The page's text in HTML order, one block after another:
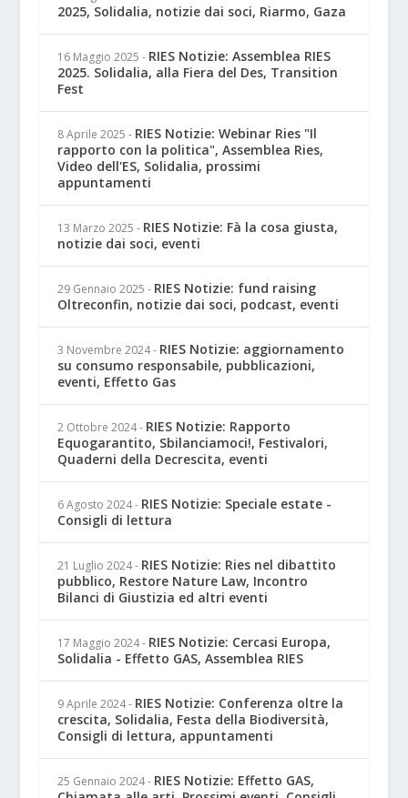
2025, Solidalia, notizie dai soci, Riarmo, Gaza
16 Maggio 2025 - RIES Notizie: Assemblea RIES
2025. Solidalia, alla Fiera del Des, Transition
Fest
8 Aprile 2025 - RIES Notizie: Webinar Ries "Il
rapporto con la politica", Assemblea Ries,
Video dell'ES, Solidalia, prossimi
appuntamenti
13 Marzo 2025 - RIES Notizie: Fà la cosa giusta,
notizie dai soci, eventi
29 Gennaio 2025 - RIES Notizie: fund raising
Oltreconfin, notizie dai soci, podcast, eventi
3 Novembre 2024 - RIES Notizie: aggiornamento
su consumo responsabile, pubblicazioni,
eventi, Effetto Gas
2 Ottobre 2024 - RIES Notizie: Rapporto
Equogarantito, Sbilanciamoci!, Festivalori,
Quaderni della Decrescita, eventi
6 Agosto 2024 - RIES Notizie: Speciale estate -
Consigli di lettura
21 Luglio 2024 - RIES Notizie: Ries nel dibattito
pubblico, Restore Nature Law, Incontro
Bilanci di Giustizia ed altri eventi
17 Maggio 2024 - RIES Notizie: Cercasi Europa,
Solidalia - Effetto GAS, Assemblea RIES
9 Aprile 2024 - RIES Notizie: Conferenza oltre la
crescita, Solidalia, Festa della Biodiversità,
Consigli di lettura, appuntamenti
25 Gennaio 2024 - RIES Notizie: Effetto GAS,